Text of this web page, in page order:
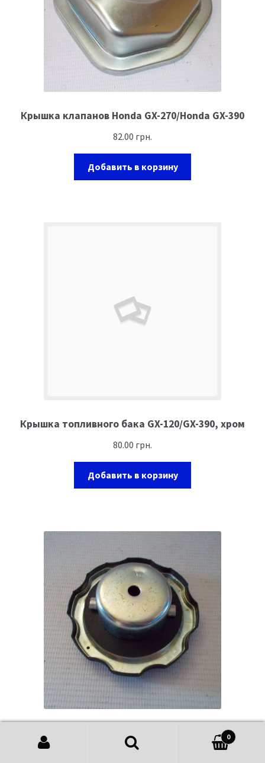
Крышка клапанов Honda GX-270/Honda GX-390
82.00 грн.
Добавить в корзину
Крышка топливного бака GX-120/GX-390, хром
80.00 грн.
Добавить в корзину
Крышка топливного бака, 168F-188F
грн.
Искать:
0